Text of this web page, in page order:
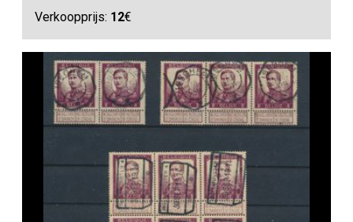
Verkoopprijs: 12€